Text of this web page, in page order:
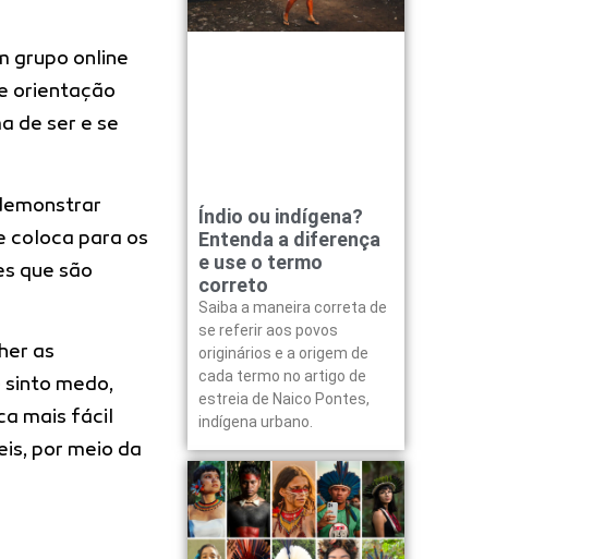
grupo online
orientação
de ser e se
coloca para os
que são
as
medo,
mais fácil
por meio da
Índio ou indígena?
Entenda a diferença
e use o termo
correto
Saiba a maneira correta de
se referir aos povos
originários e a origem de
cada termo no artigo de
estreia de Naico Pontes,
indígena urbano.